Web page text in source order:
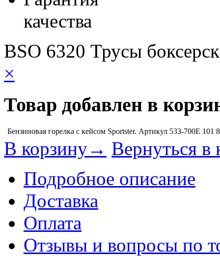
качества
BSO 6320 Трусы
×
Товар добавлен в
Бензиновая горелка с кейсом Sportster. Артикул 533-700E 101
В корзину→ Вернуться в
Подробное описание
Доставка
Оплата
Отзывы и вопросы по